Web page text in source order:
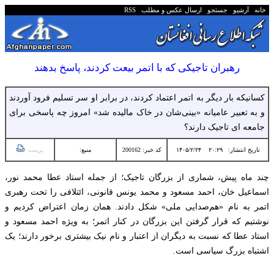
خانه آرشیو جستجو ارسال عکس و مطلب RSS
رهبران تاجیکی که با اتمر بیعت کردند، پاسخ بدهند
کسانیکه بار دیگر به اتمر اعتماد کردند، در برابر او سر تسلیم فرود آوردند
و به تعبیر عامیانه «بینی‌شان در خاک مالیده شد» امروز چه پاسخی برای
جامعه ای تاجیک دارند؟
تاریخ انتشار:۲۰:۲۹ ۱۴۰۵/۲/۲۴ کد خبر: 200162 منبع: پرینت
چند ماه پیش، شماری از بزرگان تاجیک؛ از جمله استاد عطا محمد نور،
اسماعیل خان، احمد مسعود و محمد یونس قانونی، ائتلافی را تحت رهبری
اتمر به نام «هم‌صدایی ملی» شکل دادند. همان زمان اعتراض کردیم و
نوشتیم که قرار گرفتن این بزرگان در کنار اتمر؛ به‌ ویژه احمد مسعود و
استاد عطا که نسبت به دیگران از اعتبار و نام نیک بیشتری برخور دارند؛ یک
اشتباه بزرگ سیاسی است.